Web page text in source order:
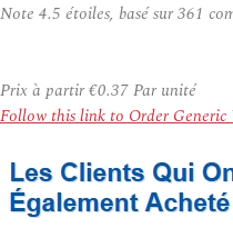
Note 4.5 étoiles, basé sur361
Prix à partir€0.37Par unité
Follow this link to Order